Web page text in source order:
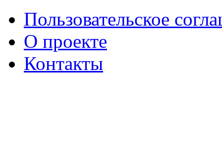
Пользовательское
О проекте
Контакты